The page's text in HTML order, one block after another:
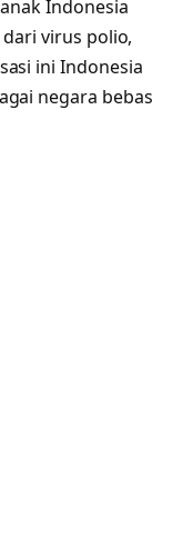
Indonesia
virus polio,
ini Indonesia
negara bebas